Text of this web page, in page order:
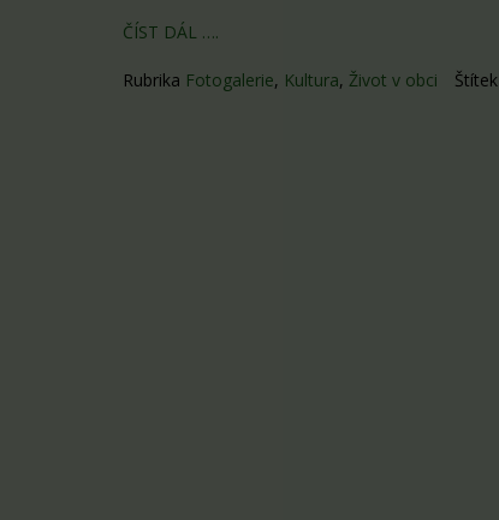
ČÍST DÁL ….
Rubrika Fotogalerie, Kultura, Život v obci Štítek